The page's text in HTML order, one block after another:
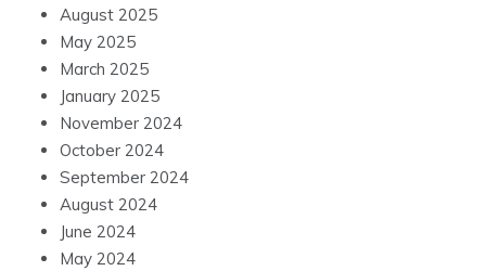
August 2025
May 2025
March 2025
January 2025
November 2024
October 2024
September 2024
August 2024
June 2024
May 2024